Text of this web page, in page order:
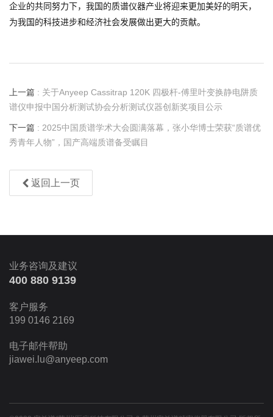
企业的共同努力下，我国的质谱仪器产业将迎来更加美好的明天，
为我国的科技进步和经济社会发展做出更大的贡献。
上一篇 : 关于Anyeep Cassitrap 120K 四极杆-傅里叶变换静电阱质
谱仪申报中国分析测试协会分析测试仪器创新奖项目公示
下一篇 : 2025中国质谱学术大会圆满落幕，张小华博士荣获“质谱优
秀青年人物”，国产高端质谱备受瞩目
返回上一页
业务咨询及建议
400 880 9139
客户服务
199 0146 2169
电子邮件帮助
jiawei.lu@anyeep.com